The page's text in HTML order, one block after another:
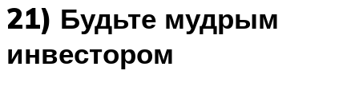
21) Будьте мудрым
инвестором